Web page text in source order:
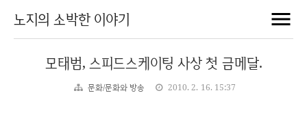
노지의 소박한 이야기
모태범, 스피드스케이팅 사상 첫 금메달.
문화/문화와 방송 2010. 2. 16. 15:37